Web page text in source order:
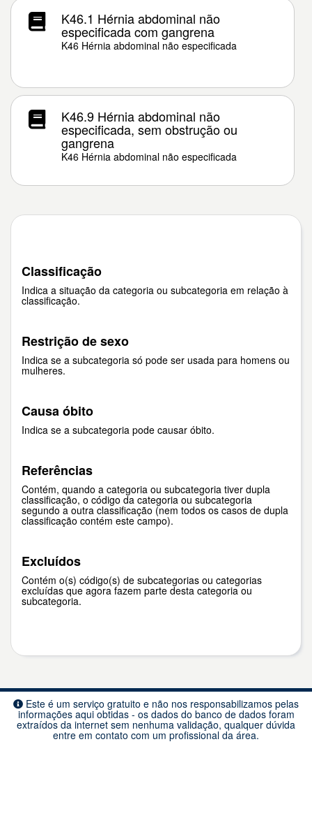
K46.1 Hérnia abdominal não
especificada com gangrena
K46 Hérnia abdominal não especificada
K46.9 Hérnia abdominal não
especificada, sem obstrução ou
gangrena
K46 Hérnia abdominal não especificada
Classificação
Indica a situação da categoria ou subcategoria em relação à
classificação.
Restrição de sexo
Indica se a subcategoria só pode ser usada para homens ou
mulheres.
Causa óbito
Indica se a subcategoria pode causar óbito.
Referências
Contém, quando a categoria ou subcategoria tiver dupla
classificação, o código da categoria ou subcategoria
segundo a outra classificação (nem todos os casos de dupla
classificação contém este campo).
Excluídos
Contém o(s) código(s) de subcategorias ou categorias
excluídas que agora fazem parte desta categoria ou
subcategoria.
Este é um serviço gratuito e não nos responsabilizamos pelas
informações aqui obtidas - os dados do banco de dados foram
extraídos da internet sem nenhuma validação, qualquer dúvida
entre em contato com um profissional da área.